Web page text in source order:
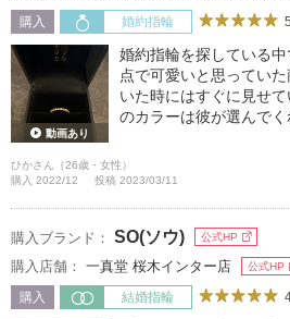
購入 婚約指輪
動画あり
婚約指輪を探している
点で可愛いと思ってい
いた時にはすぐに見せ
のカラーは彼が選んでく
ひかさん（26歳・女性）
購入 2022/12
投稿 2023/03/11
購入ブランド： SO(ソウ) 公式HP
購入店舗： 一真堂 桜木インター店 公式HP
購入 結婚指輪